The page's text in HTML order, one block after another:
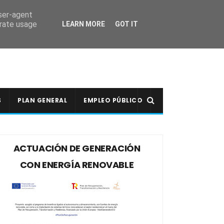
PLAN GENERAL EMPLEO PÚBLICO
ACTUACIÓN DE GENERACIÓN
CON ENERGÍA RENOVABLE
agent
usage
LEARN MORE GOT IT